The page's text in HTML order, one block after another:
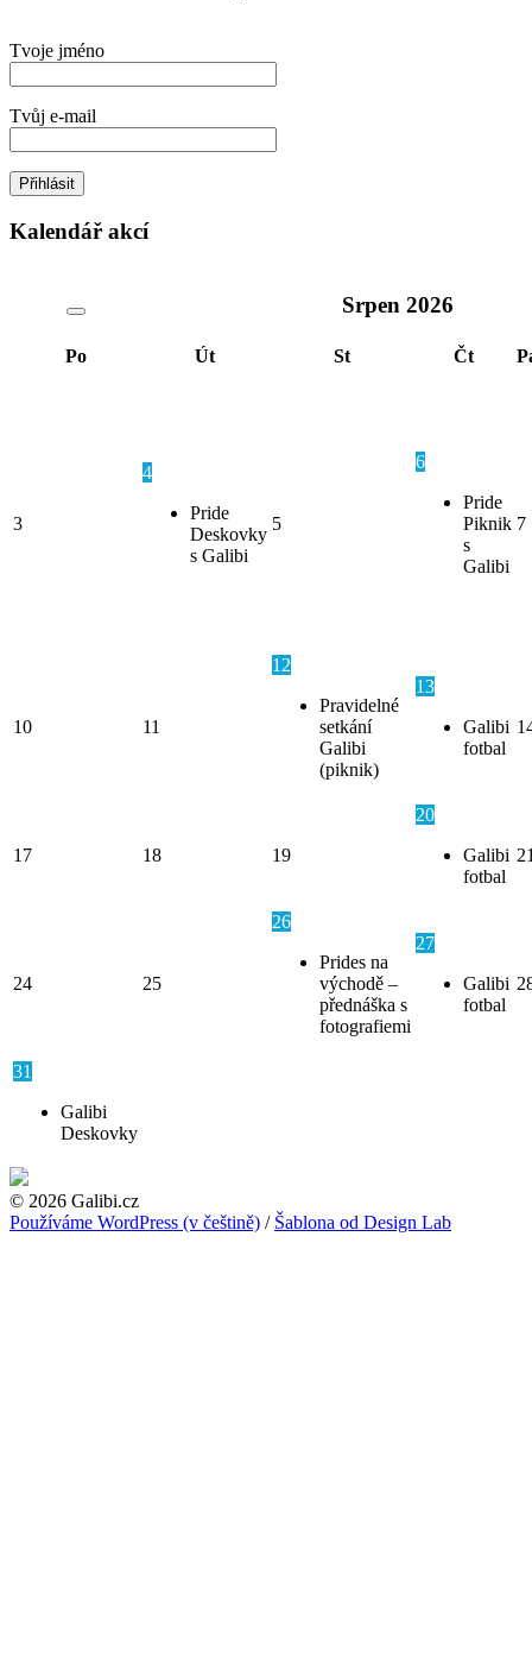
Tvoje jméno
Tvůj e-mail
Kalendář akcí
Srpen 2026
Po Út St Čt
3
4
Pride
Deskovky
s Galibi
5
6
Pride
Piknik
s
Galibi
7
10 11
12
Pravidelné
setkání
Galibi
(piknik)
13
Galibi
fotbal
17 18 19
20
Galibi
fotbal
24 25
26
Prides na
východě –
přednáška s
fotografiemi
27
Galibi
fotbal
31
Galibi
Deskovky
© 2026 Galibi.cz
Používáme WordPress (v češtině) / Šablona od Design Lab